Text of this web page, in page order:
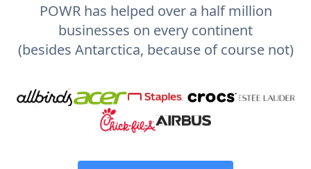
POWR has helped over a half million
businesses on every continent
(besides Antarctica, because of course not)